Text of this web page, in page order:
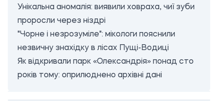
Унікальна аномалія: виявили ховраха, чиї зуби
проросли через ніздрі
"Чорне і незрозуміле": мікологи пояснили
незвичну знахідку в лісах Пущі-Водиці
Як відкривали парк «Олександрія» понад сто
років тому: оприлюднено архівні дані